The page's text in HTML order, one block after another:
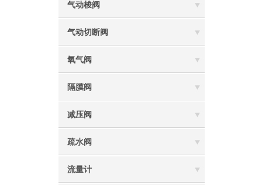
气动梭阀
气动切断阀
氧气阀
隔膜阀
减压阀
疏水阀
流量计